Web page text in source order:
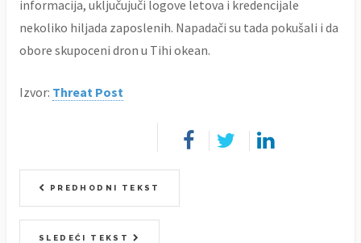
informacija, uključujuči logove letova i kredencijale
nekoliko hiljada zaposlenih. Napadači su tada pokušali i da
obore skupoceni dron u Tihi okean.
Izvor: Threat Post
PREDHODNI TEKST
SLEDEĆI TEKST